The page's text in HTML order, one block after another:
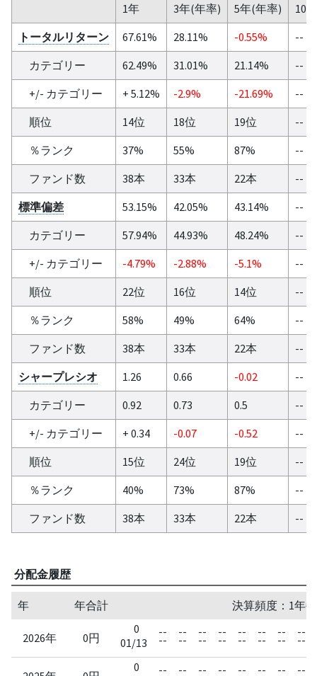
1年 3年(年率) 5年(年率)
10
トータルリターン
67.61% 28.11% -0.55%
--
カテゴリー
62.49% 31.01% 21.14%
--
+/- カテゴリー
+ 5.12% -2.9% -21.69%
--
順位
14位 18位 19位
--
％ランク
37% 55% 87%
--
ファンド数
38本 33本 22本
--
標準偏差
53.15% 42.05% 43.14%
--
カテゴリー
57.94% 44.93% 48.24%
--
+/- カテゴリー
-4.79% -2.88% -5.1%
--
順位
22位 16位 14位
--
％ランク
58% 49% 64%
--
ファンド数
38本 33本 22本
--
シャープレシオ
1.26 0.66 -0.02
--
カテゴリー
0.92 0.73 0.5
--
+/- カテゴリー
+ 0.34 -0.07 -0.52
--
順位
15位 24位 19位
--
％ランク
40% 73% 87%
--
ファンド数
38本 33本 22本 --
分配金履歴
年 年合計 決算頻度：1年
2026年 0円
0
01/13
--
--
--
--
--
--
--
--
--
--
--
--
--
--
--
--
0
-- -- -- -- -- -- -- --